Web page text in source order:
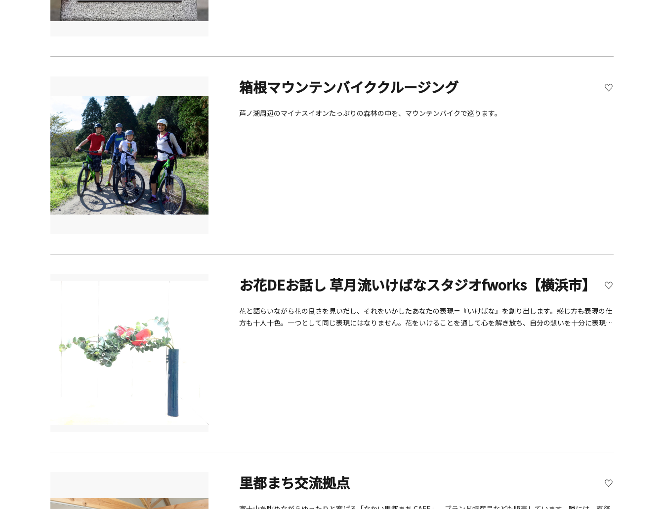
箱根マウンテンバイククルージング
芦ノ湖周辺のマイナスイオンたっぷりの森林の中を、マウンテンバイクで巡ります。
お花DEお話し 草月流いけばなスタジオfworks【横浜市】
花と語らいながら花の良さを見いだし、それをいかしたあなたの表現＝『いけばな』を創り出します。感じ方も表現の仕
方も十人十色。一つとして同じ表現にはなりません。花をいけることを通して心を解き放ち、自分の想いを十分に表現す
里都まち交流拠点